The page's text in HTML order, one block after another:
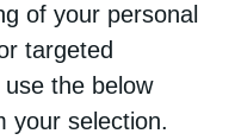
of your personal
targeted
the below
your selection.